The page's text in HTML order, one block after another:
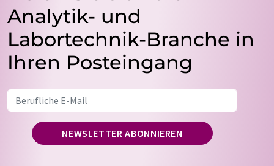
Analytik- und
Labortechnik-Branche in
Ihren Posteingang
NEWSLETTER ABONNIEREN